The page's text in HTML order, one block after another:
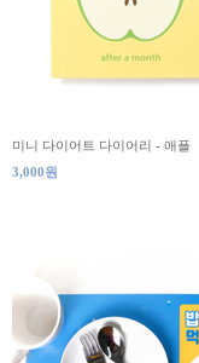
미니 다이어트 다이어리 - 애플
3,000원